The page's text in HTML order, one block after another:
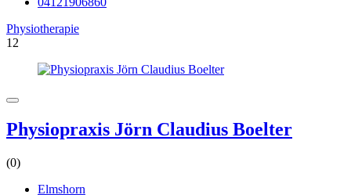
Physiotherapie
12
Physiopraxis Jörn Claudius Boelter
(0)
Elmshorn